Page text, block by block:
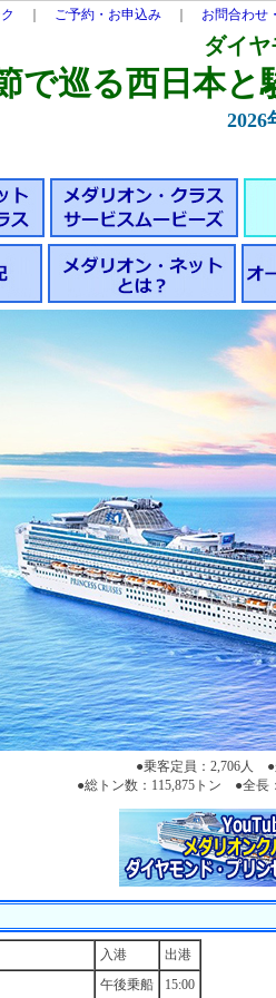
ご予約・お申込み お問合わせ
ダイ
で巡る西日本と
2026
●乗客定員：2,706人
●総トン数：115,875トン ●全
入港
出港
午後乗船 15:00